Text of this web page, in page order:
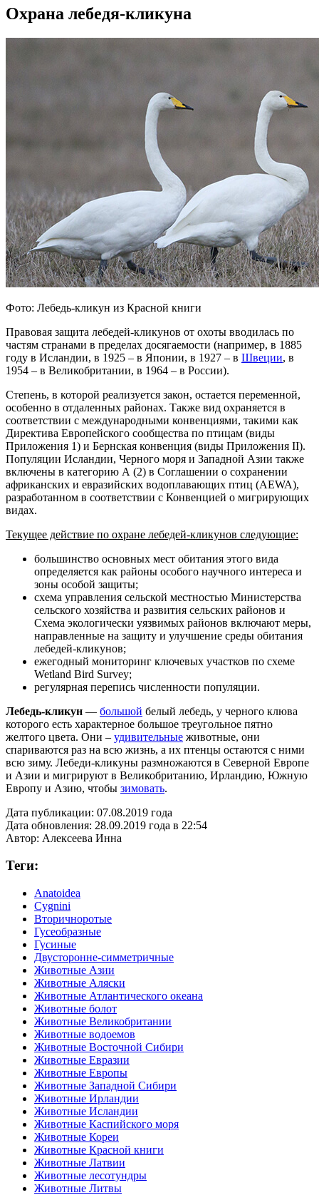
Охрана лебедя-кликуна
Фото: Лебедь-кликун из Красной книги
Правовая защита лебедей-кликунов от охоты вводилась по
частям странами в пределах досягаемости (например, в 1885
году в Исландии, в 1925 – в Японии, в 1927 – в Швеции, в
1954 – в Великобритании, в 1964 – в России).
Степень, в которой реализуется закон, остается переменной,
особенно в отдаленных районах. Также вид охраняется в
соответствии с международными конвенциями, такими как
Директива Европейского сообщества по птицам (виды
Приложения 1) и Бернская конвенция (виды Приложения II).
Популяции Исландии, Черного моря и Западной Азии также
включены в категорию А (2) в Соглашении о сохранении
африканских и евразийских водоплавающих птиц (AEWA),
разработанном в соответствии с Конвенцией о мигрирующих
видах.
Текущее действие по охране лебедей-кликунов следующие:
большинство основных мест обитания этого вида
определяется как районы особого научного интереса и
зоны особой защиты;
схема управления сельской местностью Министерства
сельского хозяйства и развития сельских районов и
Схема экологически уязвимых районов включают меры,
направленные на защиту и улучшение среды обитания
лебедей-кликунов;
ежегодный мониторинг ключевых участков по схеме
Wetland Bird Survey;
регулярная перепись численности популяции.
Лебедь-кликун — большой белый лебедь, у черного клюва
которого есть характерное большое треугольное пятно
желтого цвета. Они – удивительные животные, они
спариваются раз на всю жизнь, а их птенцы остаются с ними
всю зиму. Лебеди-кликуны размножаются в Северной Европе
и Азии и мигрируют в Великобританию, Ирландию, Южную
Европу и Азию, чтобы зимовать.
Дата публикации: 07.08.2019 года
Дата обновления: 28.09.2019 года в 22:54
Автор: Алексеева Инна
Теги:
Anatoidea
Cygnini
Вторичноротые
Гусеобразные
Гусиные
Двусторонне-симметричные
Животные Азии
Животные Аляски
Животные Атлантического океана
Животные болот
Животные Великобритании
Животные водоемов
Животные Восточной Сибири
Животные Евразии
Животные Европы
Животные Западной Сибири
Животные Ирландии
Животные Исландии
Животные Каспийского моря
Животные Кореи
Животные Красной книги
Животные Латвии
Животные лесотундры
Животные Литвы